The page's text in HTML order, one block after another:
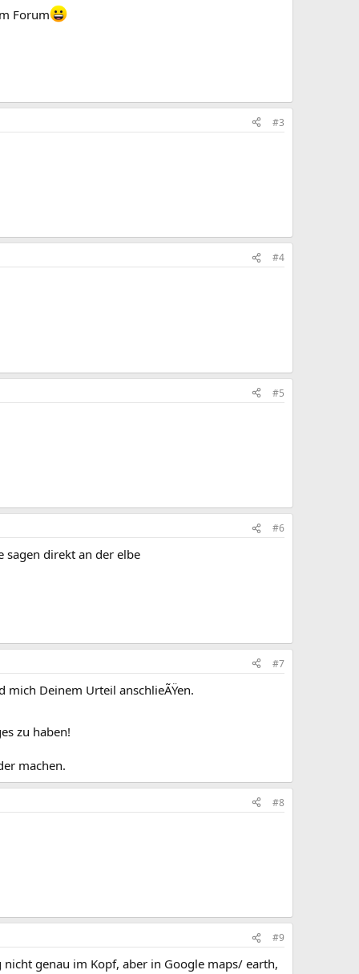
Forum
#3
#4
#5
#6
direkt an der elbe
#7
Deinem Urteil anschlieÃŸen.
zu haben!
machen.
#8
#9
genau im Kopf, aber in Google maps/ earth,